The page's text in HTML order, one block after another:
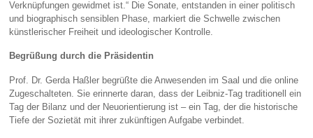
Verknüpfungen gewidmet ist.“ Die Sonate, entstanden in einer politisch
und biographisch sensiblen Phase, markiert die Schwelle zwischen
künstlerischer Freiheit und ideologischer Kontrolle.
Begrüßung durch die Präsidentin
Prof. Dr. Gerda Haßler begrüßte die Anwesenden im Saal und die online
Zugeschalteten. Sie erinnerte daran, dass der Leibniz‑Tag traditionell ein
Tag der Bilanz und der Neuorientierung ist – ein Tag, der die historische
Tiefe der Sozietät mit ihrer zukünftigen Aufgabe verbindet.